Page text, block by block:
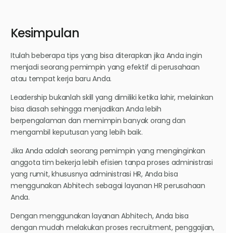
Kesimpulan
Itulah beberapa tips yang bisa diterapkan jika Anda ingin
menjadi seorang pemimpin yang efektif di perusahaan
atau tempat kerja baru Anda.
Leadership bukanlah skill yang dimiliki ketika lahir, melainkan
bisa diasah sehingga menjadikan Anda lebih
berpengalaman dan memimpin banyak orang dan
mengambil keputusan yang lebih baik.
Jika Anda adalah seorang pemimpin yang menginginkan
anggota tim bekerja lebih efisien tanpa proses administrasi
yang rumit, khususnya administrasi HR, Anda bisa
menggunakan Abhitech sebagai layanan HR perusahaan
Anda.
Dengan menggunakan layanan Abhitech, Anda bisa
dengan mudah melakukan proses recruitment, penggajian,